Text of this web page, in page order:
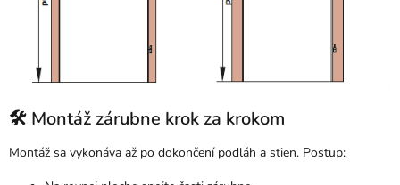
🛠 Montáž zárubne krok za krokom
Montáž sa vykonáva až po dokončení podláh a stien. Postup: